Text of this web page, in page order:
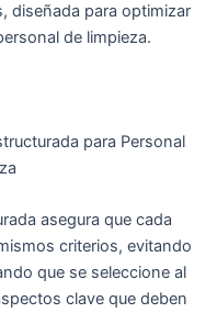
diseñada para optimizar
de limpieza.
para Personal
asegura que cada
criterios, evitando
que se seleccione al
clave que deben